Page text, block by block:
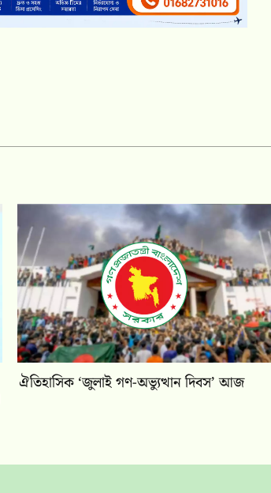
ঐতিহাসিক ‘জুলাই গণ-অভ্যুত্থান দিবস’ আজ